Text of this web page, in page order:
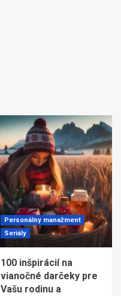
Personálny manažment
Seriály
100 inšpirácií na
vianočné darčeky pre
Vašu rodinu a